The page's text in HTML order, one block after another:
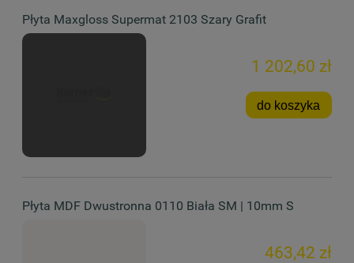
Płyta Maxgloss Supermat 2103 Szary Grafit
1 202,60 zł
do koszyka
Płyta MDF Dwustronna 0110 Biała SM | 10mm S
463,42 zł